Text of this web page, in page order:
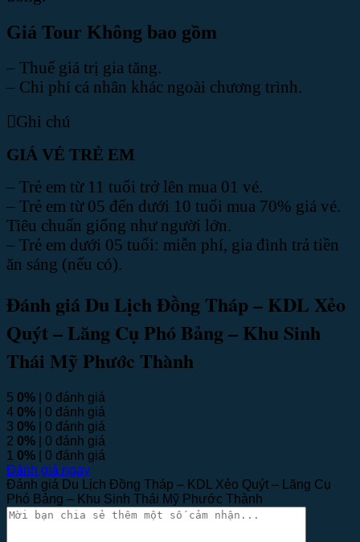
Giá Tour Không bao gồm
– Thuế giá trị gia tăng.
– Chi phí cá nhân khác ngoài chương trình.
Ghi chú
GIÁ VÉ TRẺ EM
– Trẻ em từ 11 tuổi trở lên mua 01 vé.
– Trẻ em từ 05 đến dưới 10 tuổi mua 70% giá vé.
Tiêu chuẩn giống như người lớn.
– Trẻ em dưới 05 tuổi: miễn phí, gia đình trả tiền
ăn sáng (nếu có).
Đánh giá Du Lịch Đồng Tháp – KDL Xẻo
Quýt – Lăng Cụ Phó Bảng – Khu Sinh
Thái Mỹ Phước Thành
5 0% | 0 đánh giá
4 0% | 0 đánh giá
3 0% | 0 đánh giá
2 0% | 0 đánh giá
1 0% | 0 đánh giá
Đánh giá ngay
Đánh giá Du Lịch Đồng Tháp – KDL Xẻo Quýt – Lăng Cụ
Phó Bảng – Khu Sinh Thái Mỹ Phước Thành